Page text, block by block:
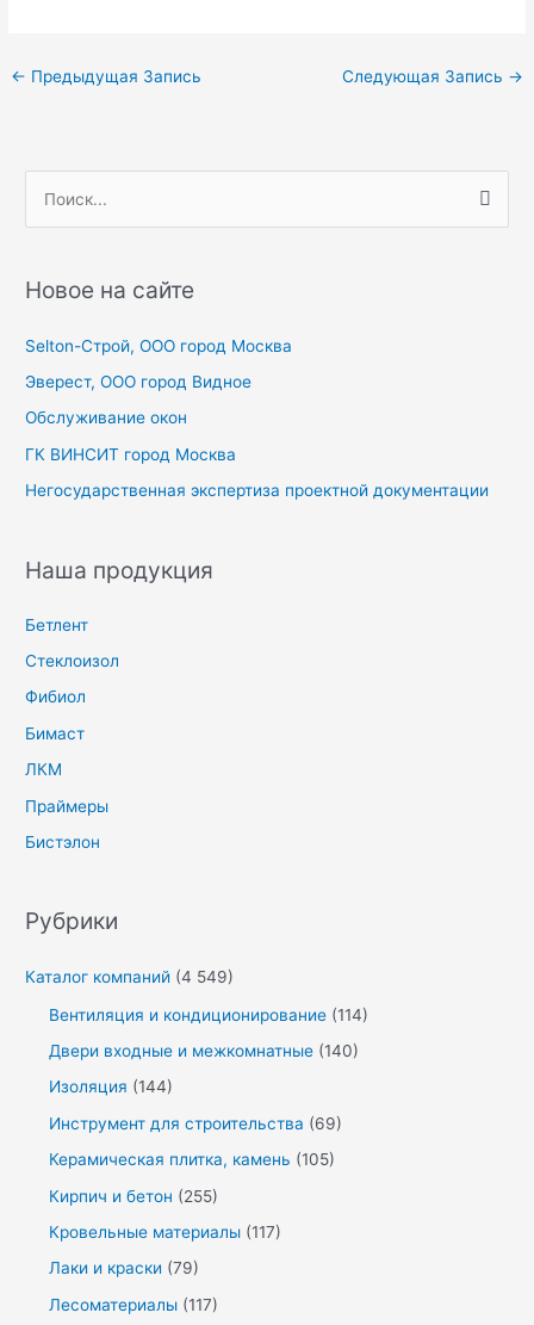
Навигация
← Предыдущая Запись Следующая Запись →
с
:
Новое на сайте
Selton-Строй, OOO город Москва
Эверест, ООО город Видное
Обслуживание окон
ГК ВИНСИТ город Москва
Негосударственная экспертиза проектной документации
Наша продукция
Бетлент
Стеклоизол
Фибиол
Бимаст
ЛКМ
Праймеры
Бистэлон
Рубрики
Каталог компаний (4 549)
Вентиляция и кондиционирование (114)
Двери входные и межкомнатные (140)
Изоляция (144)
Инструмент для строительства (69)
Керамическая плитка, камень (105)
Кирпич и бетон (255)
Кровельные материалы (117)
Лаки и краски (79)
Лесоматериалы (117)